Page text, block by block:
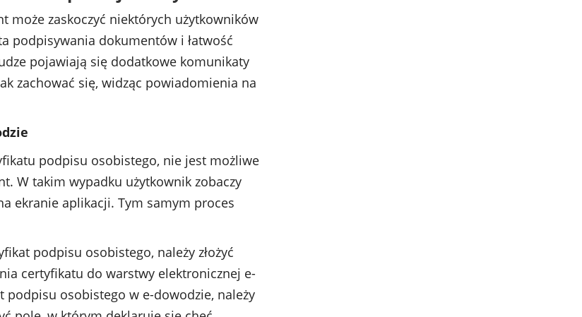
może zaskoczyć niektórych użytkowników
podpisywania dokumentów i łatwość
pojawiają się dodatkowe komunikaty
zachować się, widząc powiadomienia na
podpisu osobistego, nie jest możliwe
W takim wypadku użytkownik zobaczy
ekranie aplikacji. Tym samym proces
podpisu osobistego, należy złożyć
certyfikatu do warstwy elektronicznej e-
osobistego w e-dowodzie, należy